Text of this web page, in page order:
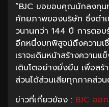
“BJC ขอขอบคุณนักลงทุนทุ
ศักยภาพของบริษัท ซึ่งดำเ
วนานกว่า 144 ปี การตอบ
อีกหนึ่งบทพิสูจน์ถึงความ
เราจะเดินหน้าสร้างความ
เติบโตอย่างยั่งยืน เพื่อส
ส่วนได้ส่วนเสียทุกภาคส่ว
ข่าวที่เกี่ยวข้อง : BJC ออ